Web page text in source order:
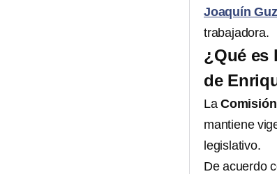
Joaquín
trabajadora.
¿Qué es
de
La
mantiene
legislativo.
De acuerdo